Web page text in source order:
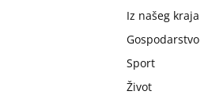
Iz našeg kraja
Gospodarstvo
Sport
Život